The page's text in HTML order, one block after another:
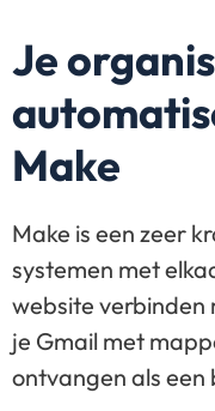
Je
Make
Make is een zeer
systemen met
website verbinden
je Gmail met
ontvangen als